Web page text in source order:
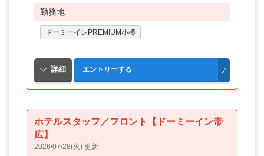
勤務地
ドーミーインPREMIUM小樽
ホテルスタッフ／フロント【ドーミーイン帯
広】
2026/07/28(火) 更新